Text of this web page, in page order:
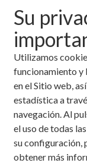
Su
Utilizamos
funcionamiento y
en el Sitio web,
estadística a
navegación. Al
el uso de todas
su configuración,
obtener más